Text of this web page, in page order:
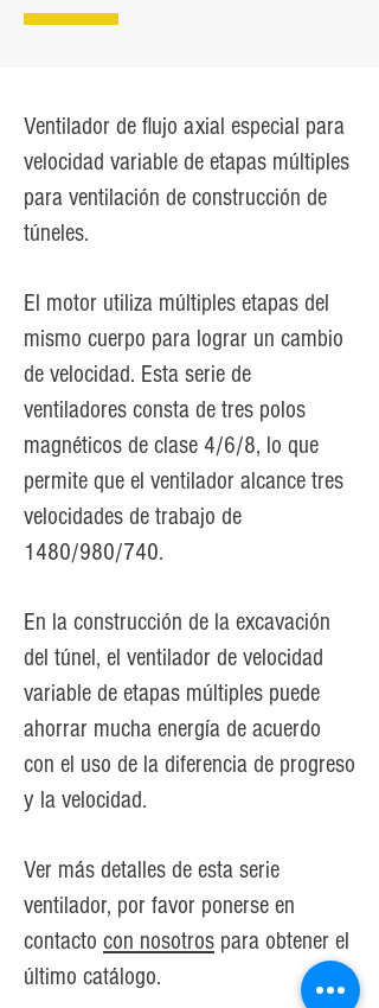
Ventilador de flujo axial especial para
velocidad variable de etapas múltiples
para ventilación de construcción de
túneles.
El motor utiliza múltiples etapas del
mismo cuerpo para lograr un cambio
de velocidad. Esta serie de
ventiladores consta de tres polos
magnéticos de clase 4/6/8, lo que
permite que el ventilador alcance tres
velocidades de trabajo de
1480/980/740.
En la construcción de la excavación
del túnel, el ventilador de velocidad
variable de etapas múltiples puede
ahorrar mucha energía de acuerdo
con el uso de la diferencia de progreso
y la velocidad.
Ver más detalles de esta serie
ventilador, por favor ponerse en
contacto con nosotros para obtener el
último catálogo.